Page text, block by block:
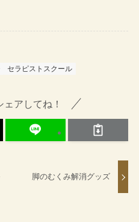
セラピストスクール
アしてね！
脚のむくみ解消グッズ